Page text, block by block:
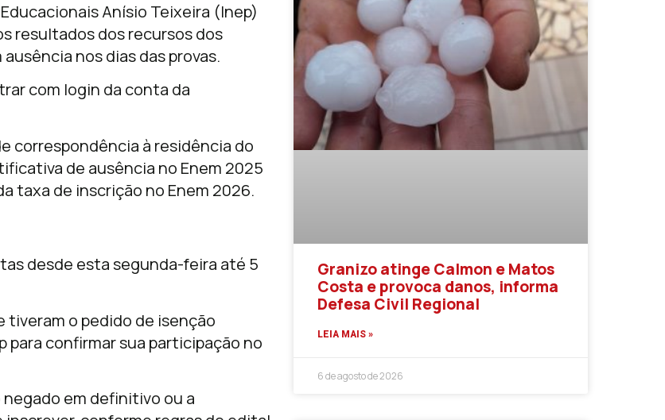
Anísio Teixeira (Inep)
resultados dos recursos dos
nos dias das provas.
com login da conta da
correspondência à residência do
de ausência no Enem 2025
taxa de inscrição no Enem 2026.
desde esta segunda-feira até 5
tiveram o pedido de isenção
para confirmar sua participação no
em definitivo ou a
Granizo atinge Calmon e Matos
Costa e provoca danos, informa
Defesa Civil Regional
LEIA MAIS »
6 de agosto de 2026